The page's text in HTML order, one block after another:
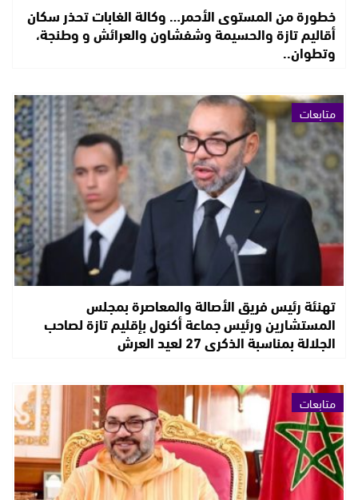
خطورة من المستوى الأحمر… وكالة الغابات تحذر سكان
أقاليم تازة والحسيمة وشفشاون والعرائش و وطنجة،
وتطوان..
متابعات
تهنئة رئيس فريق الأصالة والمعاصرة بمجلس
المستشارين ورئيس جماعة أكنول بإقليم تازة لصاحب
الجلالة بمناسبة الذكرى 27 لعيد العرش
متابعات